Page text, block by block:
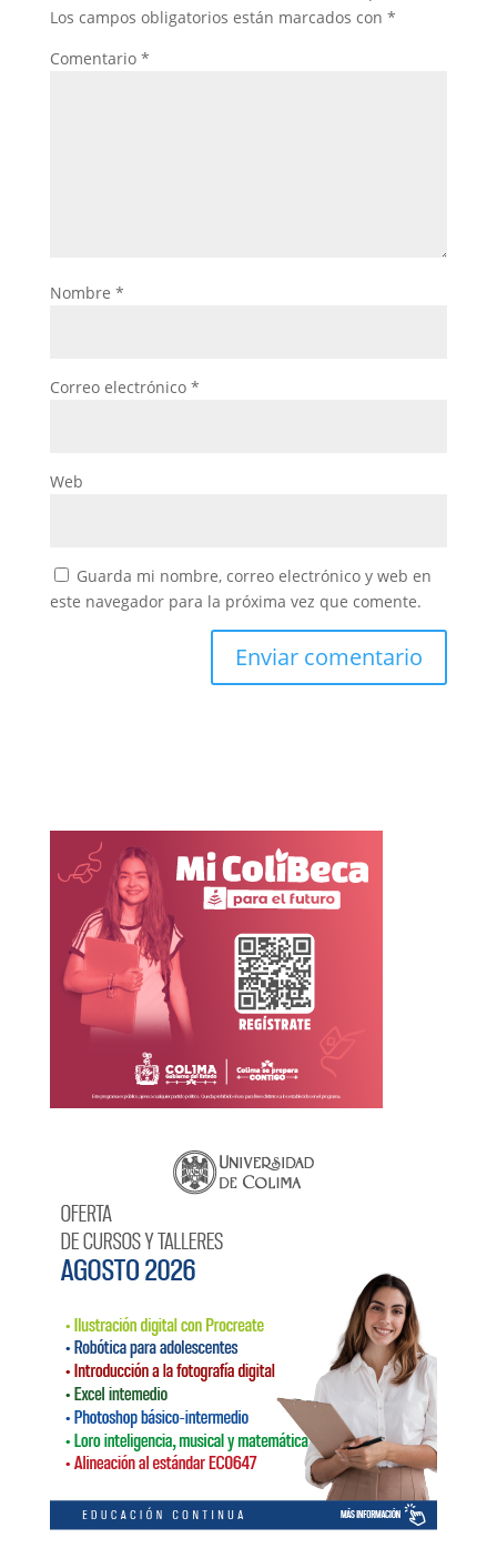
Los campos obligatorios están marcados con *
Comentario *
Nombre *
Correo electrónico *
Web
Guarda mi nombre, correo electrónico y web en
este navegador para la próxima vez que comente.